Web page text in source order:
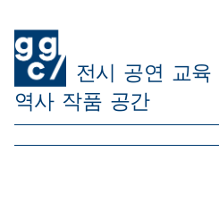
전시 공연 교육
역사 작품 공간
ggc/